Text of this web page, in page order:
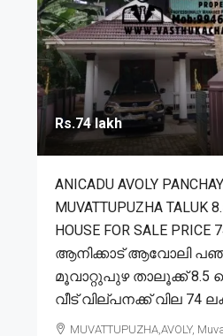
Rs.74 lakh
ANICADU AVOLY
MUVATTUPUZHA TALUK
HOUSE FOR SALE PRICE
ആനിക്കാട് ആവോലി
മൂവാറ്റുപുഴ താലൂക്ക് 8.5
വീട് വില്പനക്ക് വില 74
MUVATTUPUZHA,AVOLY,